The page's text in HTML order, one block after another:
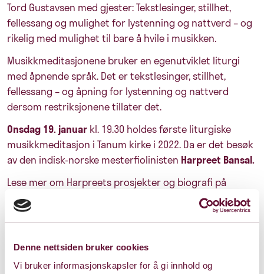
Denne nettsiden bruker cookies
Vi bruker informasjonskapsler for å gi innhold og
Tord Gustavsen med gjester: Tekstlesinger, stillhet,
fellessang og mulighet for lystenning og nattverd – og
rikelig med mulighet til bare å hvile i musikken.
Musikkmeditasjonene bruker en egenutviklet liturgi
med åpnende språk. Det er tekstlesinger, stillhet,
fellessang – og åpning for lystenning og nattverd
dersom restriksjonene tillater det.
Onsdag 19. januar kl. 19.30 holdes første liturgiske
musikkmeditasjon i Tanum kirke i 2022. Da er det besøk
av den indisk-norske mesterfiolinisten Harpreet Bansal.
Lese mer om Harpreets prosjekter og biografi på
www.bansalmusic.com.
Det er påmelding til denne musikkmeditasjonen i
mennesker i salen. Send epost til
melde deg på og ha garantert plass.